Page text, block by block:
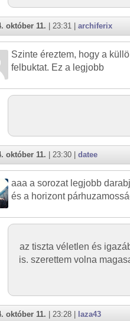
október 11. | 23:31 | archiferix
Szinte éreztem, hogy a
felbuktat. Ez a legjobb
október 11. | 23:30 | datee
aaa a sorozat legjobb
és a horizont
az tiszta véletlen és
is. szerettem volna
október 11. | 23:28 | laza43